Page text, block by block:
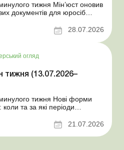
тижня Мін’юст оновив
документів для юросіб
організації бронювання У
«у розшуку»: що потрібно
28.07.2026
огляд
тижня (13.07.2026–
тижня Нові форми
та за які періоди
час мобілізації удосконалено
центр з організації
бронювання військовозобов’язаних Верховна ...
21.07.2026